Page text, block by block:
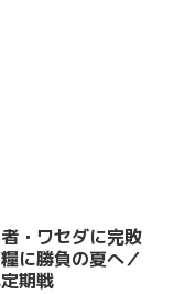
・ワセダに完敗
に勝負の夏へ／
期戦